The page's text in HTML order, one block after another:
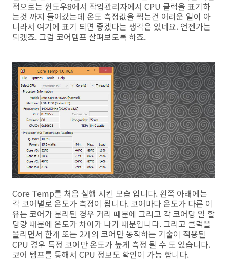
적으로는 윈도우8에서 작업관리자에서 CPU 클럭을 표기하
는것 까지 들어갔는데 온도 측정값을 찍는건 어려운 일이 아
니라서 여기에 표기 되면 좋겠다는 생각은 있네요. 언젠가는
되겠죠. 그럼 코어템프 살펴보도록 하죠.
Core Temp를 처음 실행 시킨 모습 입니다. 왼쪽 아래에는
각 코어별로 온도가 측정이 됩니다. 코어마다 온도가 다른 이
유는 코어가 분리된 경우 거리 때문에 그리고 각 코어당 일 할
당량 때문에 온도가 차이가 나기 때문입니다. 그리고 클럭을
올리면서 한개 또는 2개의 코어만 동작하는 기술이 적용된
CPU 경우 특정 코어만 온도가 높게 측정 될 수 도 있습니다.
코어 템프를 통해서 CPU 정보도 확인이 가능 합니다.